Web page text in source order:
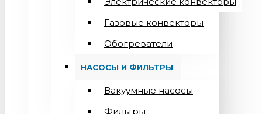
Газовые конвекторы
Обогреватели
НАСОСЫ И ФИЛЬТРЫ
Вакуумные насосы
Фильтры